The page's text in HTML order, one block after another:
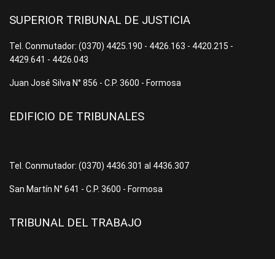
SUPERIOR TRIBUNAL DE JUSTICIA
Tel. Conmutador: (0370) 4425.190 - 4426.163 - 4420.215 -
4429.641 - 4426.043
Juan José Silva N° 856 - C.P. 3600 - Formosa
EDIFICIO DE TRIBUNALES
Tel. Conmutador: (0370) 4436.301 al 4436.307
San Martín N° 641 - C.P. 3600 - Formosa
TRIBUNAL DEL TRABAJO